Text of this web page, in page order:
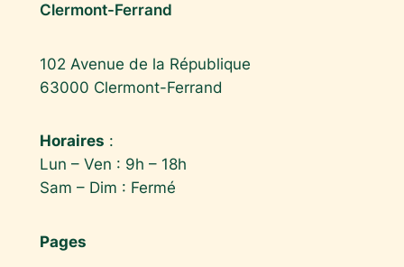
Clermont-Ferrand
102 Avenue de la République
63000 Clermont-Ferrand
Horaires :
Lun – Ven : 9h – 18h
Sam – Dim : Fermé
Pages